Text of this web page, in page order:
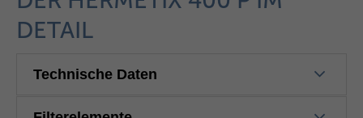
DETAIL
Technische Daten